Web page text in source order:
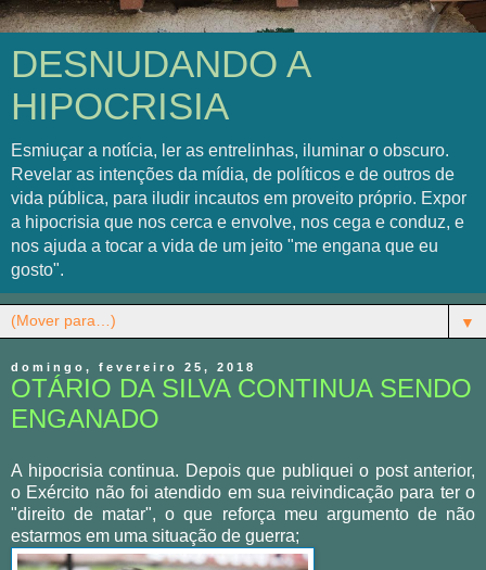
DESNUDANDO A
HIPOCRISIA
Esmiuçar a notícia, ler as entrelinhas, iluminar o obscuro.
Revelar as intenções da mídia, de políticos e de outros de
vida pública, para iludir incautos em proveito próprio. Expor
a hipocrisia que nos cerca e envolve, nos cega e conduz, e
nos ajuda a tocar a vida de um jeito "me engana que eu
gosto".
▼
domingo, fevereiro 25, 2018
OTÁRIO DA SILVA CONTINUA SENDO
ENGANADO
A hipocrisia continua. Depois que publiquei o post anterior,
o Exército não foi atendido em sua reivindicação para ter o
"direito de matar", o que reforça meu argumento de não
estarmos em uma situação de guerra;